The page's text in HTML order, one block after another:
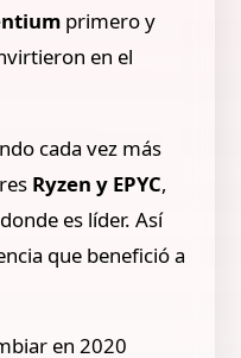
primero y
en el
cada vez más
Ryzen y EPYC,
es líder. Así
que benefició a
en 2020